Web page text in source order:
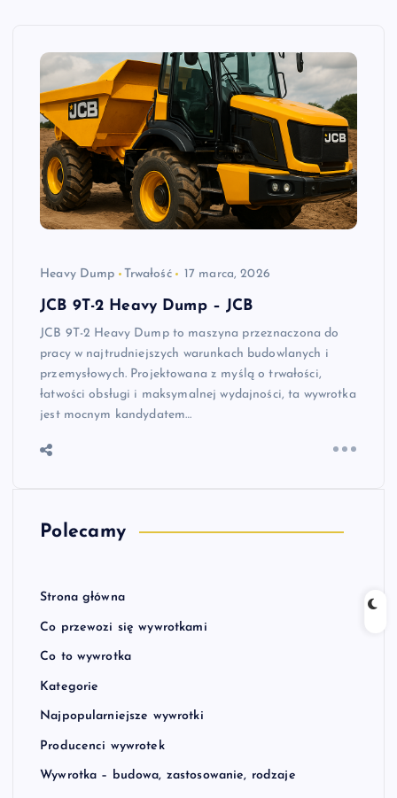
Heavy Dump Trwałość 17 marca, 2026
JCB 9T-2 Heavy Dump – JCB
JCB 9T-2 Heavy Dump to maszyna przeznaczona do
pracy w najtrudniejszych warunkach budowlanych i
przemysłowych. Projektowana z myślą o trwałości,
łatwości obsługi i maksymalnej wydajności, ta wywrotka
jest mocnym kandydatem…
Polecamy
Strona główna
Co przewozi się wywrotkami
Co to wywrotka
Kategorie
Najpopularniejsze wywrotki
Producenci wywrotek
Wywrotka – budowa, zastosowanie, rodzaje